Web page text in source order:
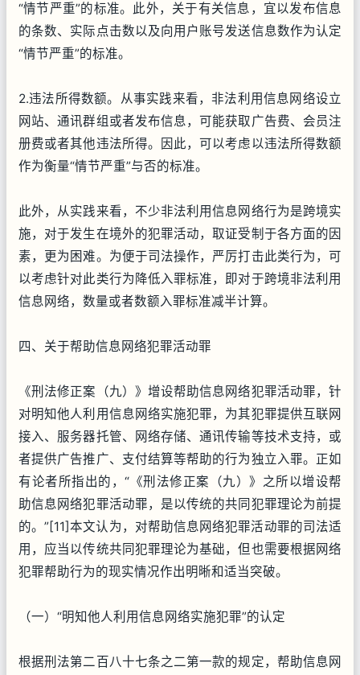
“情节严重”的标准。此外，关于有关信息，宜以发布信息
的条数、实际点击数以及向用户账号发送信息数作为认定
“情节严重”的标准。
2.违法所得数额。从事实践来看，非法利用信息网络设立
网站、通讯群组或者发布信息，可能获取广告费、会员注
册费或者其他违法所得。因此，可以考虑以违法所得数额
作为衡量“情节严重”与否的标准。
此外，从实践来看，不少非法利用信息网络行为是跨境实
施，对于发生在境外的犯罪活动，取证受制于各方面的因
素，更为困难。为便于司法操作，严厉打击此类行为，可
以考虑针对此类行为降低入罪标准，即对于跨境非法利用
信息网络，数量或者数额入罪标准减半计算。
四、关于帮助信息网络犯罪活动罪
《刑法修正案（九）》增设帮助信息网络犯罪活动罪，针
对明知他人利用信息网络实施犯罪，为其犯罪提供互联网
接入、服务器托管、网络存储、通讯传输等技术支持，或
者提供广告推广、支付结算等帮助的行为独立入罪。正如
有论者所指出的，“《刑法修正案（九）》之所以增设帮
助信息网络犯罪活动罪，是以传统的共同犯罪理论为前提
的。”[11]本文认为，对帮助信息网络犯罪活动罪的司法适
用，应当以传统共同犯罪理论为基础，但也需要根据网络
犯罪帮助行为的现实情况作出明晰和适当突破。
（一）“明知他人利用信息网络实施犯罪”的认定
根据刑法第二百八十七条之二第一款的规定，帮助信息网